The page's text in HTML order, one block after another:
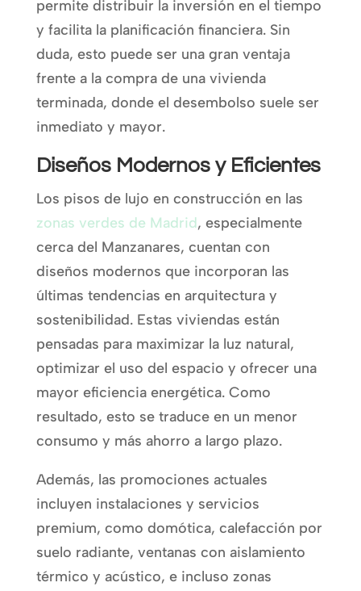
permite distribuir la inversión en el tiempo
y facilita la planificación financiera. Sin
duda, esto puede ser una gran ventaja
frente a la compra de una vivienda
terminada, donde el desembolso suele ser
inmediato y mayor.
Diseños Modernos y Eficientes
Los pisos de lujo en construcción en las
zonas verdes de Madrid, especialmente
cerca del Manzanares, cuentan con
diseños modernos que incorporan las
últimas tendencias en arquitectura y
sostenibilidad. Estas viviendas están
pensadas para maximizar la luz natural,
optimizar el uso del espacio y ofrecer una
mayor eficiencia energética. Como
resultado, esto se traduce en un menor
consumo y más ahorro a largo plazo.
Además, las promociones actuales
incluyen instalaciones y servicios
premium, como domótica, calefacción por
suelo radiante, ventanas con aislamiento
térmico y acústico, e incluso zonas